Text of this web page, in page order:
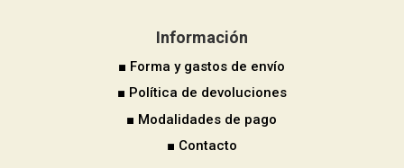
Información
■ Forma y gastos de envío
■ Política de devoluciones
■ Modalidades de pago
■ Contacto